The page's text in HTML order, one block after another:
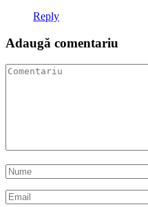
Reply
Adaugă comentariu